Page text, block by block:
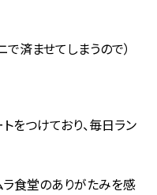
で済ませてしまうので）
をつけており、毎日ラン
食堂のありがたみを感